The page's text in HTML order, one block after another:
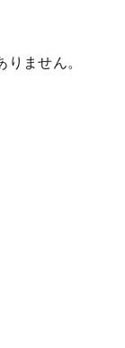
ません。